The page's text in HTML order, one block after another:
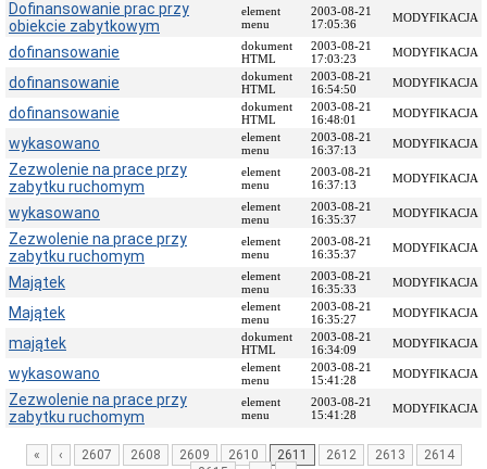
Przedmiot
działania
i
kompetencje
Sprawozdawczość
Statystyki
Wojewódzka
Rada
Ochrony
Zabytków
Poradnik
klienta
załatwić
sprawę
interesantów
Opłaty
skarbowe
Szukam
Obwieszczenia,
Dofinansowanie prac przy
obiekcie zabytkowym
element
menu
2003-08-21
17:05:36
MODYFIKACJA
dofinansowanie
dokument
HTML
2003-08-21
17:03:23
MODYFIKACJA
dofinansowanie
dokument
HTML
2003-08-21
16:54:50
MODYFIKACJA
dofinansowanie
dokument
HTML
2003-08-21
16:48:01
MODYFIKACJA
wykasowano
element
menu
2003-08-21
16:37:13
MODYFIKACJA
Zezwolenie na prace przy
zabytku ruchomym
element
menu
2003-08-21
16:37:13
MODYFIKACJA
wykasowano
element
menu
2003-08-21
16:35:37
MODYFIKACJA
Zezwolenie na prace przy
zabytku ruchomym
element
menu
2003-08-21
16:35:37
MODYFIKACJA
Majątek
element
menu
2003-08-21
16:35:33
MODYFIKACJA
Majątek
element
menu
2003-08-21
16:35:27
MODYFIKACJA
majątek
dokument
HTML
2003-08-21
16:34:09
MODYFIKACJA
wykasowano
element
menu
2003-08-21
15:41:28
MODYFIKACJA
Zezwolenie na prace przy
zabytku ruchomym
element
menu
2003-08-21
15:41:28
MODYFIKACJA
« ‹ 2607 2608 2609 2610 2611 2612 2613
2614